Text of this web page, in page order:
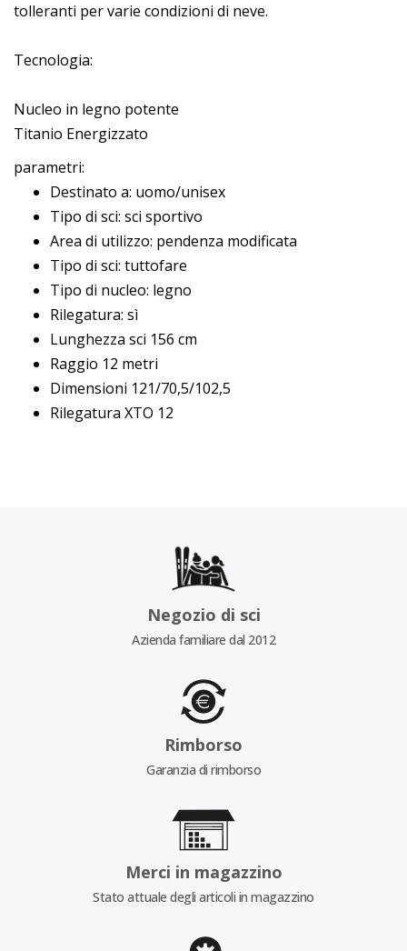
tolleranti per varie condizioni di neve.
Tecnologia:
Nucleo in legno potente
Titanio Energizzato
parametri:
Destinato a: uomo/unisex
Tipo di sci: sci sportivo
Area di utilizzo: pendenza modificata
Tipo di sci: tuttofare
Tipo di nucleo: legno
Rilegatura: sì
Lunghezza sci 156 cm
Raggio 12 metri
Dimensioni 121/70,5/102,5
Rilegatura XTO 12
Negozio di sci
Azienda familiare dal 2012
Rimborso
Garanzia di rimborso
Merci in magazzino
Stato attuale degli articoli in magazzino